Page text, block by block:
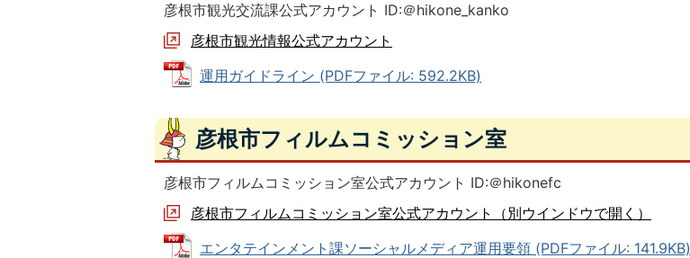
彦根市観光交流課公式アカウント ID:＠hikone_kanko
彦根市観光情報公式アカウント
運用ガイドライン (PDFファイル: 592.2KB)
彦根市フィルムコミッション室
彦根市フィルムコミッション室公式アカウント ID:＠hikonefc
彦根市フィルムコミッション室公式アカウント（別ウインドウで開く）
エンタテインメント課ソーシャルメディア運用要領 (PDFファイル: 141.9KB)